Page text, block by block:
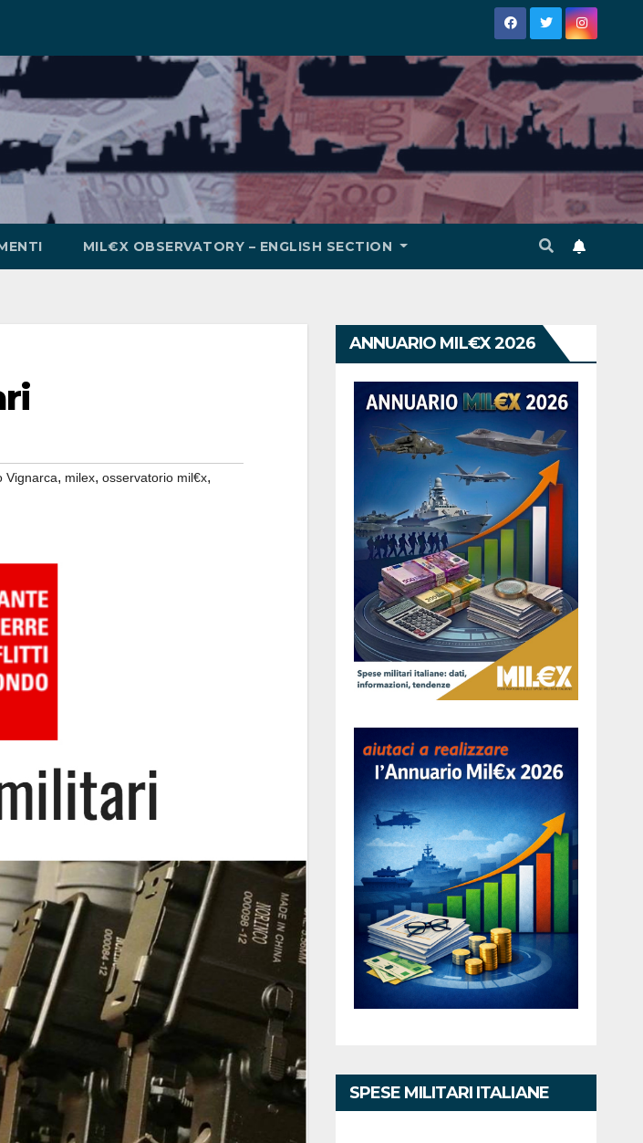
MIL€X OBSERVATORY – ENGLISH SECTION
Vignarca, milex, osservatorio mil€x,
ANNUARIO MIL€X 2026
SPESE MILITARI ITALIANE